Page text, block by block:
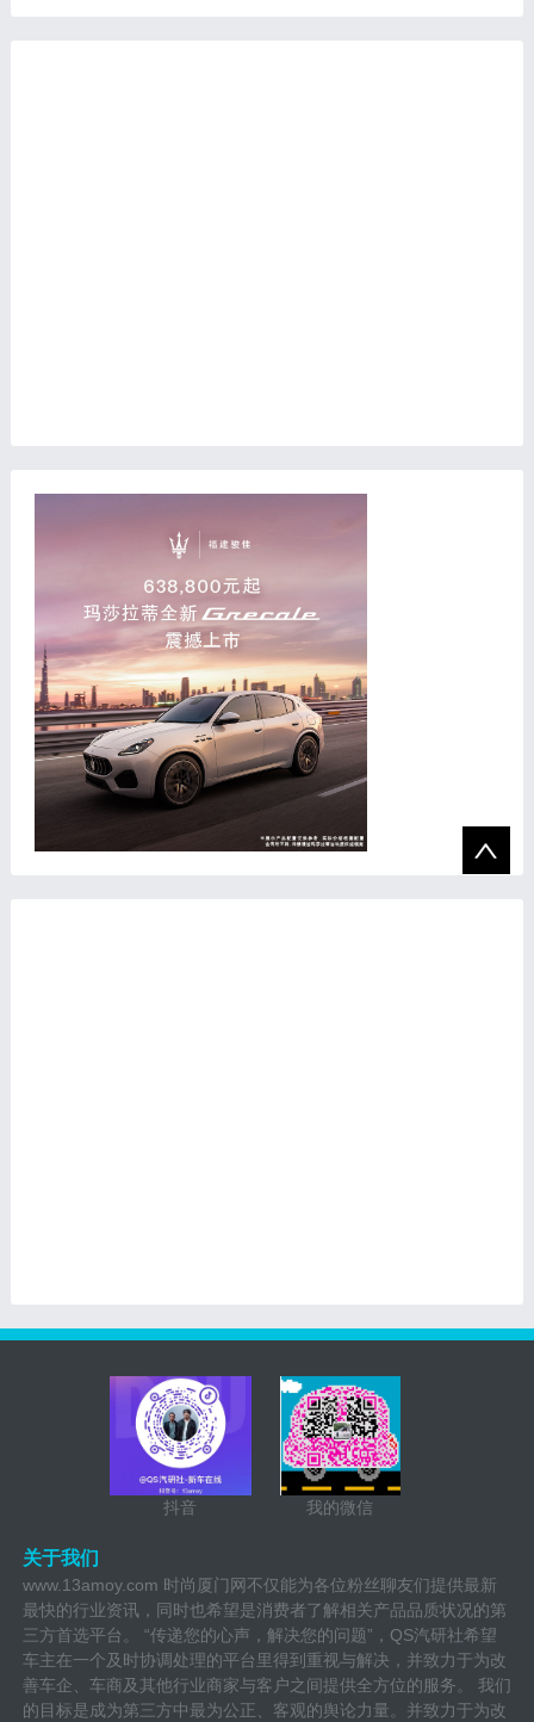
抖音 我的微信
关于我们
www.13amoy.com 时尚厦门网不仅能为各位粉丝聊友们提供最新
最快的行业资讯，同时也希望是消费者了解相关产品品质状况的第
三方首选平台。 “传递您的心声，解决您的问题”，QS汽研社希望
车主在一个及时协调处理的平台里得到重视与解决，并致力于为改
善车企、车商及其他行业商家与客户之间提供全方位的服务。 我们
的目标是成为第三方中最为公正、客观的舆论力量。并致力于为改